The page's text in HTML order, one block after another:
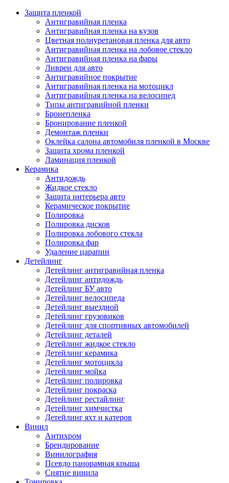
Защита пленкой
Антигравийная пленка
Антигравийная пленка на кузов
Цветная полиуретановая пленка для авто
Антигравийная пленка на лобовое стекло
Антигравийная пленка на фары
Ливреи для авто
Антигравийное покрытие
Антигравийная пленка на мотоцикл
Антигравийная пленка на велосипед
Типы антигравийной пленки
Бронепленка
Бронирование пленкой
Демонтаж пленки
Оклейка салона автомобиля пленкой в Москве
Защита хрома пленкой
Ламинация пленкой
Керамика
Антидождь
Жидкое стекло
Защита интерьера авто
Керамическое покрытие
Полировка
Полировка дисков
Полировка лобового стекла
Полировка фар
Удаление царапин
Детейлинг
Детейлинг антигравийная пленка
Детейлинг антидождь
Детейлинг БУ авто
Детейлинг велосипеда
Детейлинг выездной
Детейлинг грузовиков
Детейлинг для спортивных автомобилей
Детейлинг деталей
Детейлинг жидкое стекло
Детейлинг керамика
Детейлинг мотоцикла
Детейлинг мойка
Детейлинг полировка
Детейлинг покраска
Детейлинг рестайлинг
Детейлинг химчистка
Детейлинг яхт и катеров
Винил
Антихром
Брендирование
Винилография
Псевдо панорамная крыша
Снятие винила